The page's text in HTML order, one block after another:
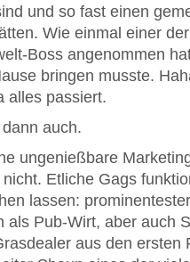
und so fast einen
Wie einmal einer
Boss angenommen
bringen musste.
alles passiert.
auch.
ungenießbare
Etliche Gags
lassen:
als Pub-Wirt, aber auch
aus den ersten